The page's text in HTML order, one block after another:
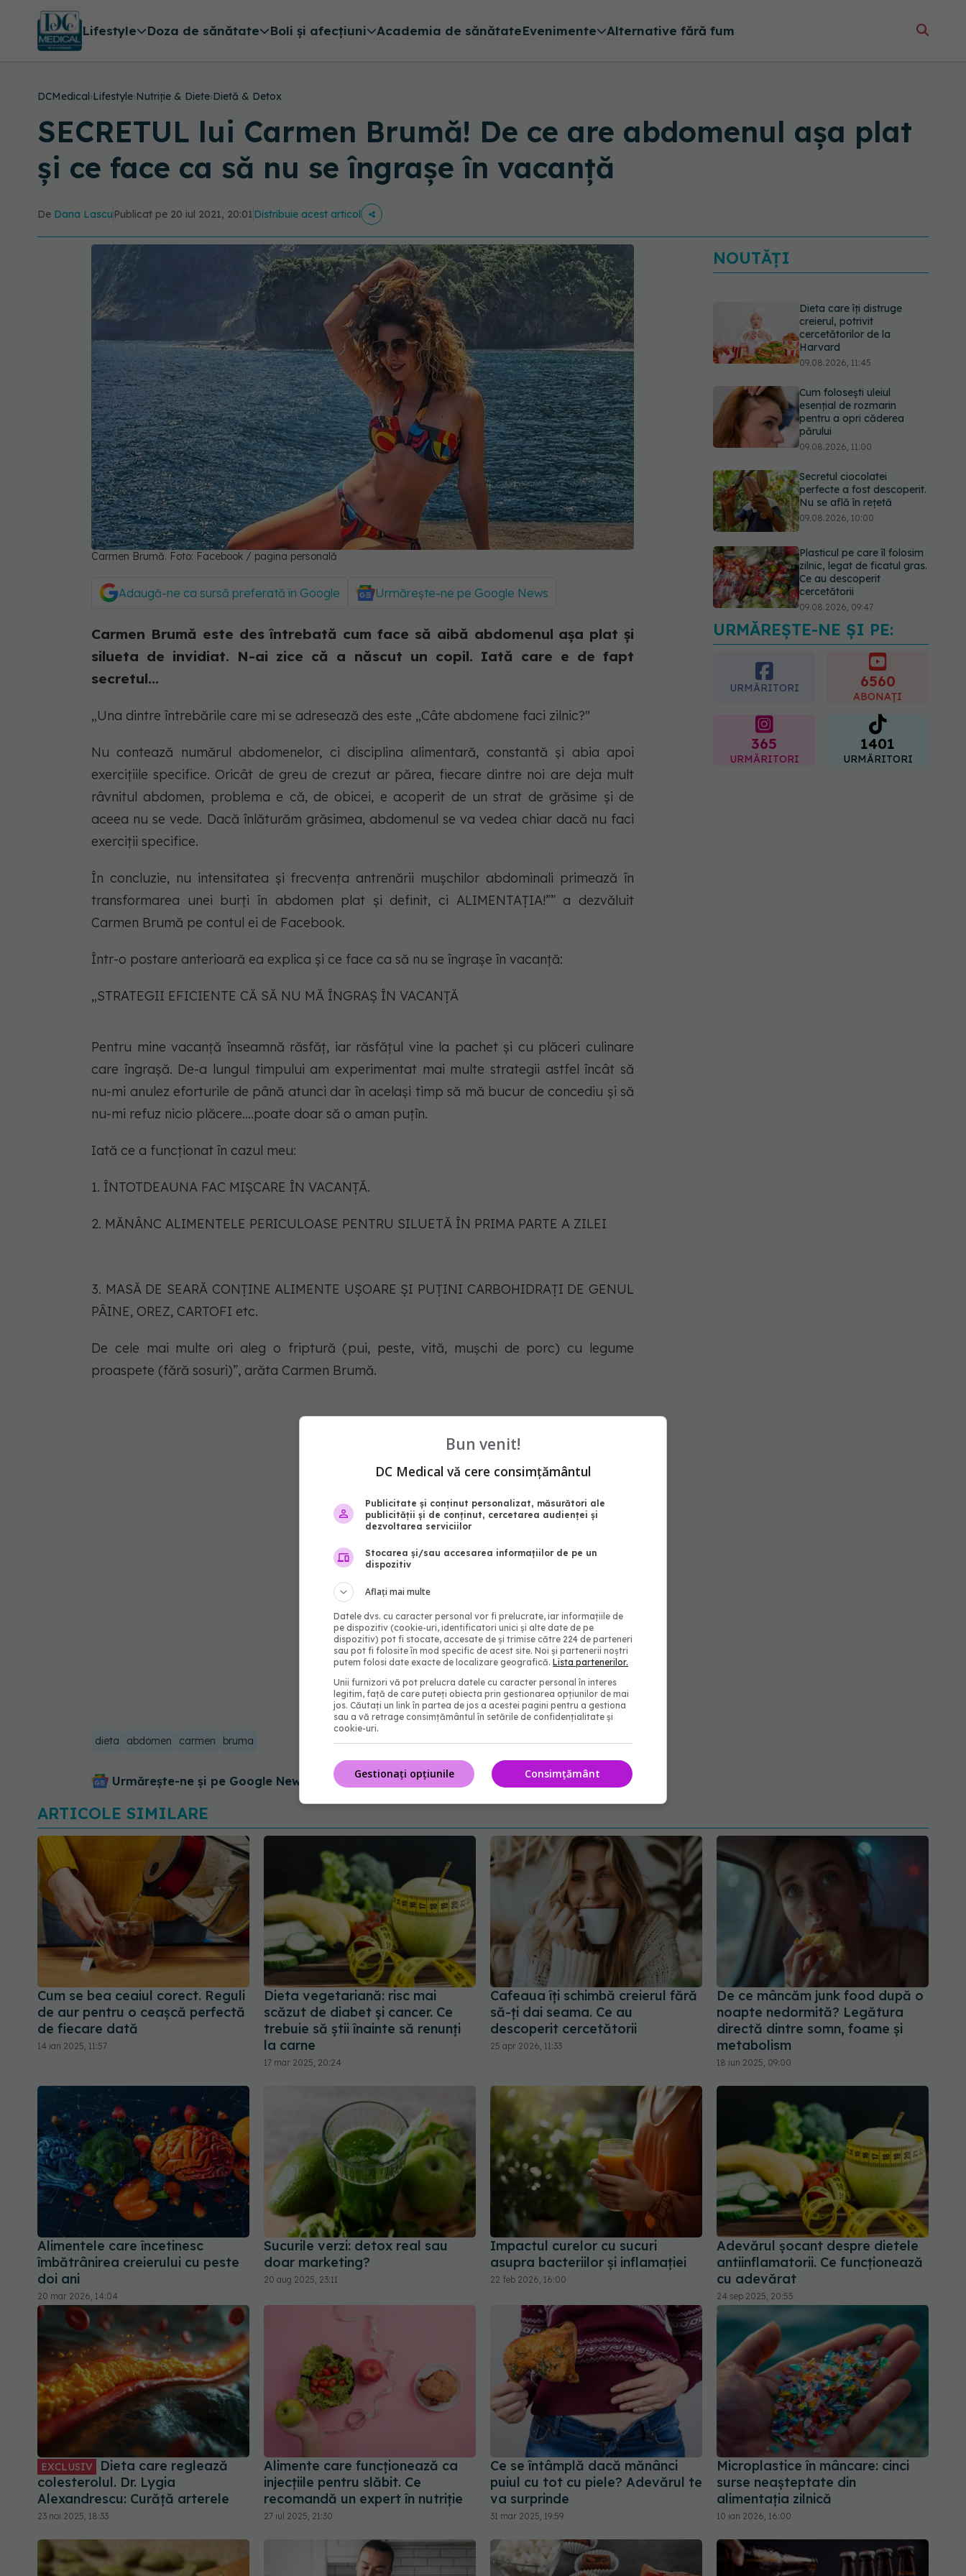
Lifestyle Doza de sănătate Boli și afecțiuni Academia de sănătateEvenimente Alternative fără fum
DCMedical›Lifestyle›Nutriție & Diete›Dietă & Detox
SECRETUL lui Carmen Brumă! De ce are abdomenul așa plat
și ce face ca să nu se îngrașe în vacanță
De Dana Lascu Publicat pe 20 iul 2021, 20:01Distribuie acest articol
Carmen Brumă. Foto: Facebook / pagina personală
Adaugă-ne ca sursă preferată în Google Urmărește-ne pe Google News
Carmen Brumă este des întrebată cum face să aibă abdomenul așa plat și
silueta de invidiat. N-ai zice că a născut un copil. Iată care e de fapt
secretul...
„Una dintre întrebările care mi se adresează des este „Câte abdomene faci zilnic?"
Nu contează numărul abdomenelor, ci disciplina alimentară, constantă și abia apoi
exercițiile specifice. Oricât de greu de crezut ar părea, fiecare dintre noi are deja mult
râvnitul abdomen, problema e că, de obicei, e acoperit de un strat de grăsime și de
aceea nu se vede. Dacă înlăturăm grăsimea, abdomenul se va vedea chiar dacă nu faci
exerciții specifice.
În concluzie, nu intensitatea și frecvența antrenării mușchilor abdominali primează în
transformarea unei burți în abdomen plat și definit, ci ALIMENTAȚIA!”” a dezvăluit
Carmen Brumă pe contul ei de Facebook.
Într-o postare anterioară ea explica și ce face ca să nu se îngrașe în vacanță:
„STRATEGII EFICIENTE CĂ SĂ NU MĂ ÎNGRAȘ ÎN VACANȚĂ
Pentru mine vacanță înseamnă răsfăț, iar răsfățul vine la pachet și cu plăceri culinare
care îngrașă. De-a lungul timpului am experimentat mai multe strategii astfel încât să
nu-mi anulez eforturile de până atunci dar în același timp să mă bucur de concediu și să
nu-mi refuz nicio plăcere….poate doar să o aman puțîn.
Iată ce a funcționat în cazul meu:
1. ÎNTOTDEAUNA FAC MIȘCARE ÎN VACANȚĂ.
2. MĂNÂNC ALIMENTELE PERICULOASE PENTRU SILUETĂ ÎN PRIMA PARTE A ZILEI
3. MASĂ DE SEARĂ CONȚINE ALIMENTE UȘOARE ȘI PUȚINI CARBOHIDRAȚI DE GENUL
PÂINE, OREZ, CARTOFI etc.
De cele mai multe ori aleg o friptură (pui, peste, vită, mușchi de porc) cu legume
proaspete (fără sosuri)”, arăta Carmen Brumă.
dieta abdomen carmen bruma
Urmărește-ne și pe Google News - abonează‑te!
NOUTĂȚI
Dieta care îți distruge
creierul, potrivit
cercetătorilor de la
Harvard
09.08.2026, 11:45
Cum folosești uleiul
esențial de rozmarin
pentru a opri căderea
părului
09.08.2026, 11:00
Secretul ciocolatei
perfecte a fost descoperit.
Nu se află în rețetă
09.08.2026, 10:00
Plasticul pe care îl folosim
zilnic, legat de ficatul gras.
Ce au descoperit
cercetătorii
09.08.2026, 09:47
Mai trebuie să numărăm
caloriile ca să slăbim? Ce
se schimbă în era
medicamentelor GLP-1
09.08.2026, 12:00
URMĂREȘTE-NE ȘI PE:
URMĂRITORI 6560
ABONAȚI
365
URMĂRITORI
1401
URMĂRITORI
ARTICOLE SIMILARE
Cum se bea ceaiul corect. Reguli
de aur pentru o ceașcă perfectă
de fiecare dată
14 ian 2025, 11:57
Dieta vegetariană: risc mai
scăzut de diabet și cancer. Ce
trebuie să știi înainte să renunți
la carne
17 mar 2025, 20:24
Cafeaua îți schimbă creierul fără
să-ți dai seama. Ce au
descoperit cercetătorii
25 apr 2026, 11:33
De ce mâncăm junk food după o
noapte nedormită? Legătura
directă dintre somn, foame și
metabolism
18 iun 2025, 09:00
Alimentele care încetinesc
îmbătrânirea creierului cu peste
doi ani
20 mar 2026, 14:04
Sucurile verzi: detox real sau
doar marketing?
20 aug 2025, 23:11
Impactul curelor cu sucuri
asupra bacteriilor și inflamației
22 feb 2026, 16:00
Adevărul șocant despre dietele
antiinflamatorii. Ce funcționează
cu adevărat
24 sep 2025, 20:55
EXCLUSIV
Dieta care reglează
colesterolul. Dr. Lygia
Alexandrescu: Curăță arterele
23 noi 2025, 18:33
Alimente care funcționează ca
injecțiile pentru slăbit. Ce
recomandă un expert în nutriție
27 iul 2025, 21:30
Ce se întâmplă dacă mănânci
puiul cu tot cu piele? Adevărul te
va surprinde
31 mar 2025, 19:59
Microplastice în mâncare: cinci
surse neașteptate din
alimentația zilnică
10 ian 2026, 16:00
Bun venit!
DC Medical vă cere consimțământul
Publicitate și conținut personalizat, măsurători ale
publicității și de conținut, cercetarea audienței și
dezvoltarea serviciilor
Stocarea și/sau accesarea informațiilor de pe un
dispozitiv
Aflați mai multe
Datele dvs. cu caracter personal vor fi prelucrate, iar informațiile de
pe dispozitiv (cookie-uri, identificatori unici și alte date de pe
dispozitiv) pot fi stocate, accesate de și trimise către 224 de parteneri
sau pot fi folosite în mod specific de acest site. Noi și partenerii noștri
putem folosi date exacte de localizare geografică. Lista partenerilor.
Unii furnizori vă pot prelucra datele cu caracter personal în interes
legitim, față de care puteți obiecta prin gestionarea opțiunilor de mai
jos. Căutați un link în partea de jos a acestei pagini pentru a gestiona
sau a vă retrage consimțământul în setările de confidențialitate și
cookie-uri.
Consimțământ
Gestionați opțiunile